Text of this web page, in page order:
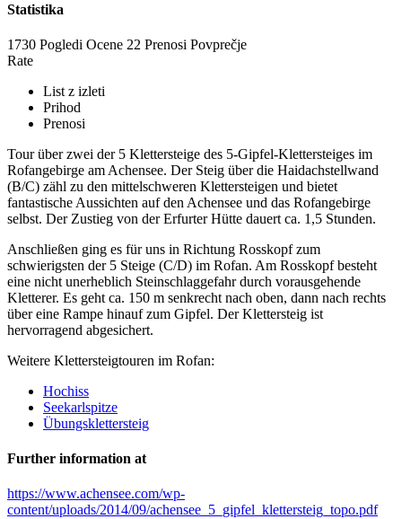
Statistika
1730 Pogledi Ocene 22 Prenosi Povprečje
Rate
List z izleti
Prihod
Prenosi
Tour über zwei der 5 Klettersteige des 5-Gipfel-Klettersteiges im
Rofangebirge am Achensee. Der Steig über die Haidachstellwand
(B/C) zähl zu den mittelschweren Klettersteigen und bietet
fantastische Aussichten auf den Achensee und das Rofangebirge
selbst. Der Zustieg von der Erfurter Hütte dauert ca. 1,5 Stunden.
Anschließen ging es für uns in Richtung Rosskopf zum
schwierigsten der 5 Steige (C/D) im Rofan. Am Rosskopf besteht
eine nicht unerheblich Steinschlaggefahr durch vorausgehende
Kletterer. Es geht ca. 150 m senkrecht nach oben, dann nach rechts
über eine Rampe hinauf zum Gipfel. Der Klettersteig ist
hervorragend abgesichert.
Weitere Klettersteigtouren im Rofan:
Hochiss
Seekarlspitze
Übungsklettersteig
Further information at
https://www.achensee.com/wp-
content/uploads/2014/09/achensee_5_gipfel_klettersteig_topo.pdf